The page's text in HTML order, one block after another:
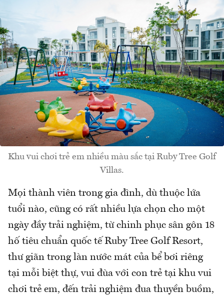
Khu vui chơi trẻ em nhiều màu sắc tại Ruby Tree Golf
Villas.
Mọi thành viên trong gia đình, dù thuộc lứa
tuổi nào, cũng có rất nhiều lựa chọn cho một
ngày đầy trải nghiệm, từ chinh phục sân gôn 18
hố tiêu chuẩn quốc tế Ruby Tree Golf Resort,
thư giãn trong làn nước mát của bể bơi riêng
tại mỗi biệt thự, vui đùa với con trẻ tại khu vui
chơi trẻ em, đến trải nghiệm đua thuyền buồm,